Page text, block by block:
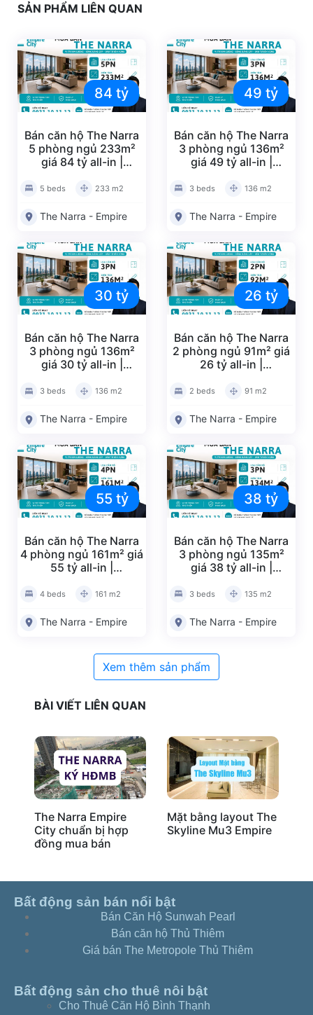
SẢN PHẨM LIÊN QUAN
84 tỷ
Bán căn hộ The Narra
5 phòng ngủ 233m²
giá 84 tỷ all-in |
5 beds 233 m2
The Narra - Empire
49 tỷ
Bán căn hộ The Narra
3 phòng ngủ 136m²
giá 49 tỷ all-in |
3 beds 136 m2
The Narra - Empire
30 tỷ
Bán căn hộ The Narra
3 phòng ngủ 136m²
giá 30 tỷ all-in |
3 beds 136 m2
The Narra - Empire
26 tỷ
Bán căn hộ The Narra
2 phòng ngủ 91m² giá
26 tỷ all-in |
2 beds 91 m2
The Narra - Empire
55 tỷ
Bán căn hộ The Narra
4 phòng ngủ 161m² giá
55 tỷ all-in |
4 beds 161 m2
The Narra - Empire
38 tỷ
Bán căn hộ The Narra
3 phòng ngủ 135m²
giá 38 tỷ all-in |
3 beds 135 m2
The Narra - Empire
Xem thêm sản phẩm
BÀI VIẾT LIÊN QUAN
The Narra Empire
City chuẩn bị hợp
đồng mua bán
Mặt bằng layout The
Skyline Mu3 Empire
Bất động sản bán nổi bật
Bán Căn Hộ Sunwah Pearl
Bán căn hộ Thủ Thiêm
Giá bán The Metropole Thủ Thiêm
Bất động sản cho thuê nôi bật
Cho Thuê Căn Hộ Bình Thạnh